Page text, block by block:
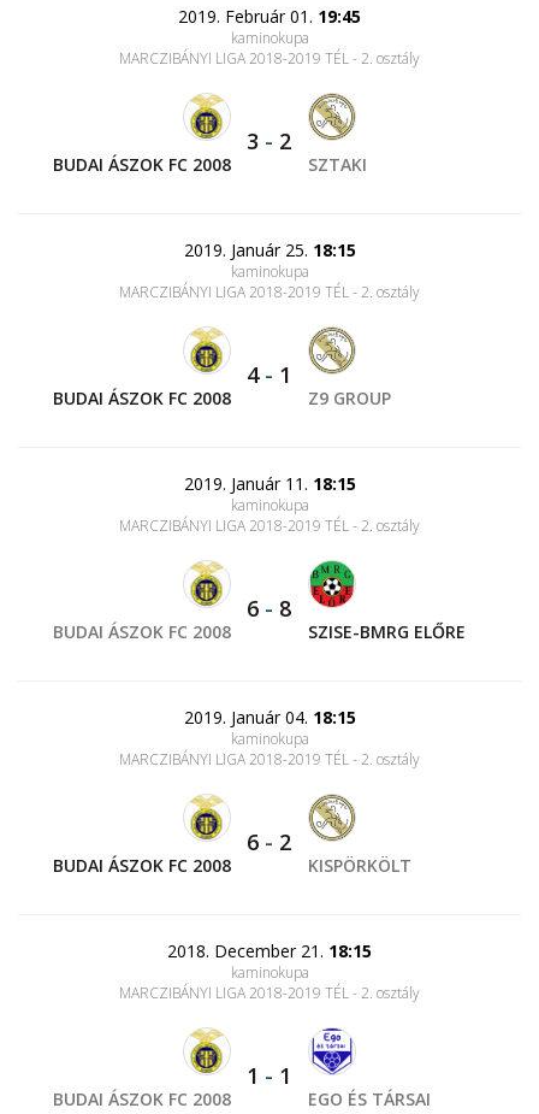
2019. Február 01. 19:45
kaminokupa
MARCZIBÁNYI LIGA 2018-2019 TÉL - 2. osztály
BUDAI ÁSZOK FC 2008
3 - 2
SZTAKI
2019. Január 25. 18:15
kaminokupa
MARCZIBÁNYI LIGA 2018-2019 TÉL - 2. osztály
BUDAI ÁSZOK FC 2008
4- 1
Z9 GROUP
2019. Január 11. 18:15
kaminokupa
MARCZIBÁNYI LIGA 2018-2019 TÉL - 2. osztály
BUDAI ÁSZOK FC 2008
6 - 8
SZISE-BMRG ELŐRE
2019. Január 04. 18:15
kaminokupa
MARCZIBÁNYI LIGA 2018-2019 TÉL - 2. osztály
BUDAI ÁSZOK FC 2008
6 - 2
KISPÖRKÖLT
2018. December 21. 18:15
kaminokupa
MARCZIBÁNYI LIGA 2018-2019 TÉL - 2. osztály
BUDAI ÁSZOK FC 2008
1 - 1
EGO ÉS TÁRSAI